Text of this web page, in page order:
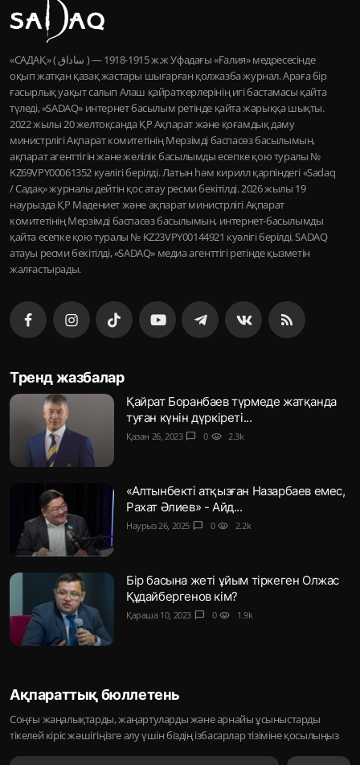
«САДАҚ» ( ساداق ) — 1915-1918 ж.ж Уфадағы «Ғалия» медресесінде
оқып жатқан қазақ жастары шығарған қолжазба журнал. Араға бір
ғасырлық уақыт салып Алаш қайраткерлерінің игі бастамасы қайта
түледі, «SADAQ» интернет басылым ретінде қайта жарыққа шықты.
2022 жылы 20 желтоқсанда ҚР Ақпарат және қоғамдық даму
министрлігі Ақпарат комитетінің Мерзімді баспасөз басылымын,
ақпарат агенттігін және желілік басылымды есепке қою туралы №
KZ69VPY00061352 куәлігі берілді. Латын һәм кирилл қарпіндегі «Sadaq
/ Садақ» журналы дейтін қос атау ресми бекітілді. 2026 жылы 19
наурызда ҚР Мәдениет және ақпарат министрлігі Ақпарат
комитетінің Мерзімді баспасөз басылымын, интернет-басылымды
қайта есепке қою туралы № KZ23VPY00144921 куәлігі берілді. SADAQ
атауы ресми бекітілді, «SADAQ» медиа агенттігі ретінде қызметін
жалғастырады.
Тренд жазбалар
Қайрат Боранбаев түрмеде жатқанда
туған күнін дүркіреті...
Қазан 26, 2023 chat_bubble 0 visibility 2.3k
«Алтынбекті атқызған Назарбаев емес,
Рахат Әлиев» - Айд...
Наурыз 26, 2025 chat_bubble 0 visibility 2.2k
Бір басына жеті ұйым тіркеген Олжас
Құдайбергенов кім?
Қараша 10, 2023 chat_bubble 0 visibility 1.9k
Ақпараттық бюллетень
Соңғы жаңалықтарды, жаңартуларды және арнайы ұсыныстарды
тікелей кіріс жәшігіңізге алу үшін біздің ізбасарлар тізіміне қосылыңыз